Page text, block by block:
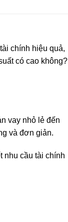
chính hiệu quả,
có cao không?
vay nhỏ lẻ đến
và đơn giản.
nhu cầu tài chính